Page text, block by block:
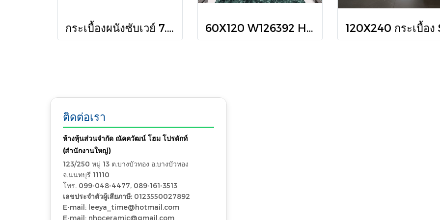
กระเบื้องผนังซับเวย์ 7.5X30 CM (CM75300ZYM /PK50) 60X120 W126392 High Glossy ปราด้า กรีน
ติดต่อเรา
ห้างหุ้นส่วนจำกัด ณัคควัฒน์ โฮม โปรดักท์
(สำนักงานใหญ่)
123/250 หมู่ 13 ต.บางบัวทอง อ.บางบัวทอง
จ.นนทบุรี 11110
โทร. 099-048-4477, 089-161-3513
เลขประจำตัวผู้เสียภาษี: 0123550027892
E-mail: leeya_time@hotmail.com
E-mail: nhpceramic@gmail.com